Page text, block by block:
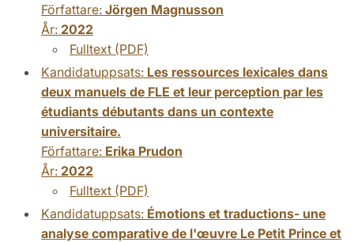
Författare: Jörgen Magnusson
År: 2022
Fulltext (PDF)
Kandidatuppsats: Les ressources lexicales dans
deux manuels de FLE et leur perception par les
étudiants débutants dans un contexte
universitaire.
Författare: Erika Prudon
År: 2022
Fulltext (PDF)
Kandidatuppsats: Émotions et traductions- une
analyse comparative de l'œuvre Le Petit Prince et